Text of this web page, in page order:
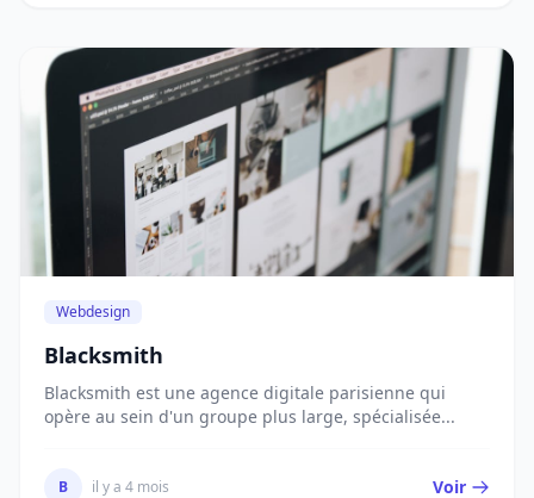
Webdesign
Blacksmith
Blacksmith est une agence digitale parisienne qui
opère au sein d'un groupe plus large, spécialisée...
B il y a 4 mois Voir